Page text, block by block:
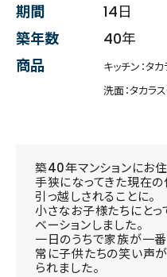
期間
14日
築年数
40年
商品
キッチン：タ
洗面：タカラ
築40年マンションにお
手狭になってきた現在
引っ越しされることに。
小さなお子様たちにと
ベーションしました。
一日のうちで家族が一
常に子供たちの笑い声
られました。